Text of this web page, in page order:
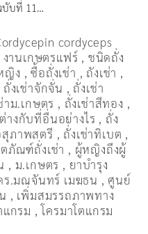
บับที่ 11…
cordyceps
งานเกษตรแฟร์ , ชนิดถั่ง
ญิง ,ซื้อถั่งเช่า , ถังเช่า ,
ถั่งเช่าจักจั่น , ถั่งเช่า
าม.เกษตร , ถั่งเช่าสีทอง ,
างกับที่อื่นอย่างไร , ถั่ง
สุภาพสตรี , ถั่่งเช่าทิเบต ,
ภัณฑ์ถั่งเช่า , ผู้หญิงถึงผู้
, ม.เกษตร , ยาบำรุง
ร.มณจันทร์ เมฆธน , ศูนย์
, เพิ่มสมรรถภาพทาง
แกรม ,โครมาโตแกรม